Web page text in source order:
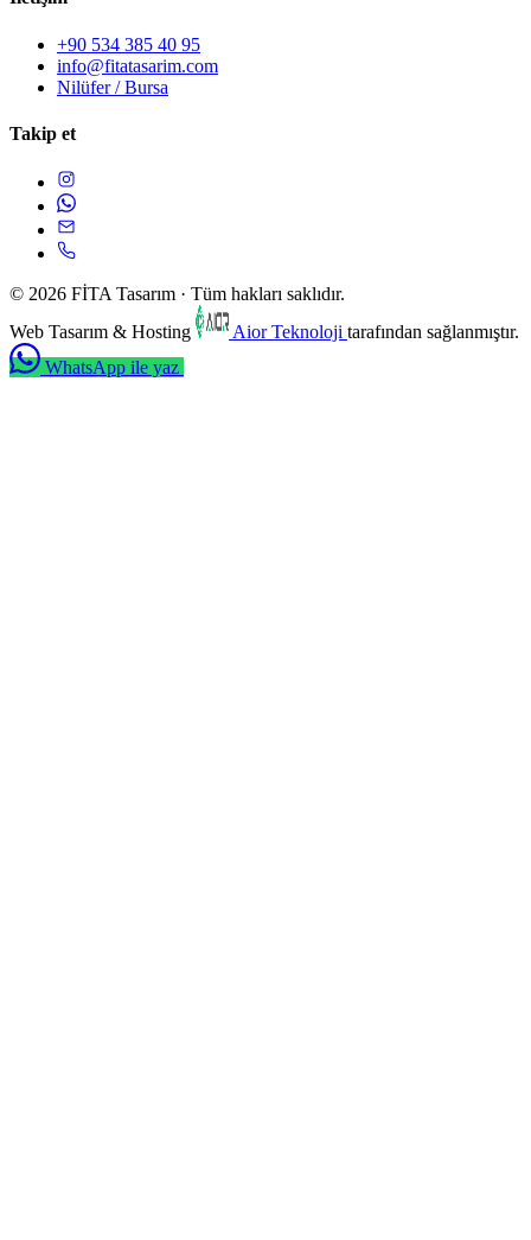
+90 534 385 40 95
info@fitatasarim.com
Nilüfer / Bursa
Takip et
© 2026 FİTA Tasarım · Tüm hakları saklıdır.
Web Tasarım & Hosting
Aior Teknoloji tarafından sağlanmıştır.
WhatsApp ile yaz